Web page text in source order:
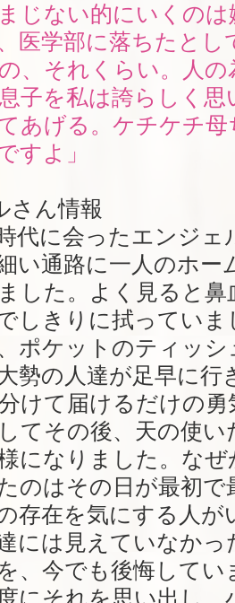
じない的にいくのは
医学部に落ちたとし
、それくらい。人
子を私は誇らしく思
あげる。ケチケチ
すよ」
さん情報
代に会ったエンジ
い通路に一人のホー
した。よく見ると
しきりに拭っていま
ポケットのティッ
勢の人達が足早に行
けて届けるだけの
てその後、天の使
になりました。な
のはその日が最初で
存在を気にする人が
には見えていなかっ
、今でも後悔してい
にそれを思い出し、